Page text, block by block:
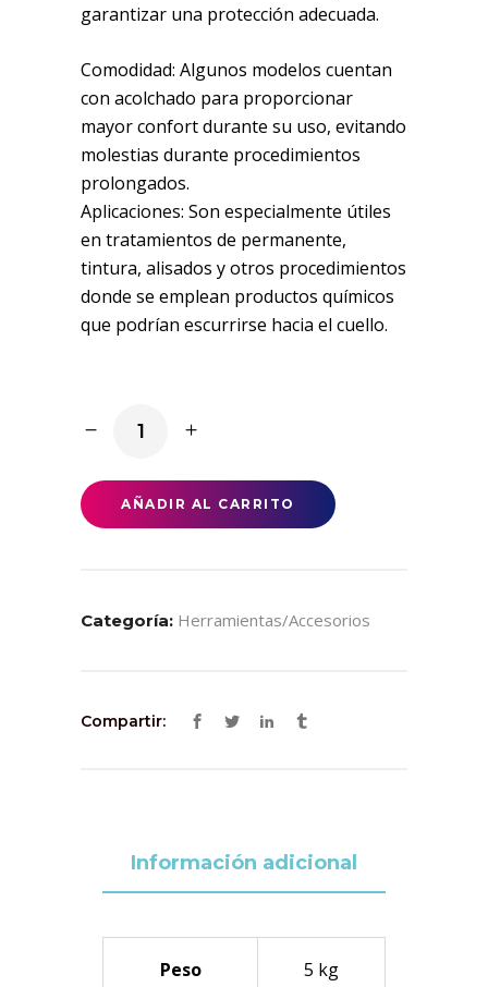
garantizar una protección adecuada.
Comodidad: Algunos modelos cuentan
con acolchado para proporcionar
mayor confort durante su uso, evitando
molestias durante procedimientos
prolongados.
Aplicaciones: Son especialmente útiles
en tratamientos de permanente,
tintura, alisados y otros procedimientos
donde se emplean productos químicos
que podrían escurrirse hacia el cuello.
quantity
AÑADIR AL CARRITO
Categoría: Herramientas/accesorios
Compartir:
Información adicional
Peso 5 kg